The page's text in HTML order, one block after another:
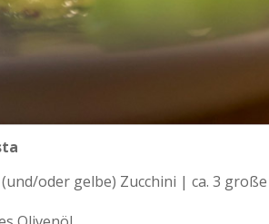
oder gelbe) Zucchini | ca. 3